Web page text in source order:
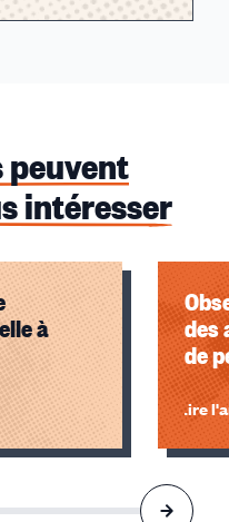
peuvent
intéresser
à
des
de
Lire